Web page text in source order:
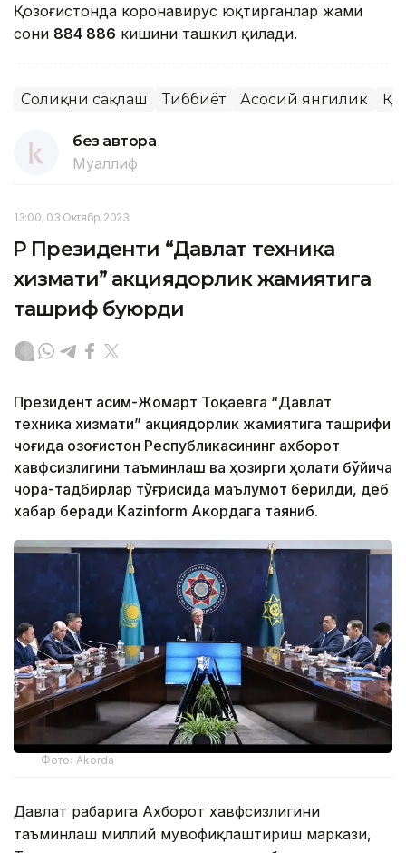
Қозоғистонда коронавирус юқтирганлар жами
сони 884 886 кишини ташкил қилади.
Соғлиқни сақлаш Тиббиёт Асосий янгилик ҚР
без автора
Муаллиф
13:00, 03 Октябр 2023
ҚР Президенти “Давлат техника
хизмати” акциядорлик жамиятига
ташриф буюрди
Президент Қасим-Жомарт Тоқаевга “Давлат
техника хизмати” акциядорлик жамиятига ташрифи
чоғида Қозоғистон Республикасининг ахборот
хавфсизлигини таъминлаш ва ҳозирги ҳолати бўйича
чора-тадбирлар тўғрисида маълумот берилди, деб
хабар беради Каzinform Акордага таяниб.
Фото: Akorda
Давлат раҳбарига Ахборот хавфсизлигини
таъминлаш миллий мувофиқлаштириш маркази,